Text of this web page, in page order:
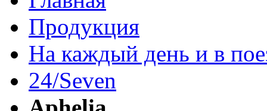
Продукция
На каждый день и в
24/Seven